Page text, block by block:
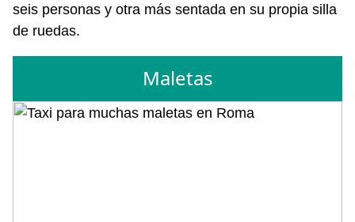
seis personas y otra más sentada en su propia silla
de ruedas.
Maletas